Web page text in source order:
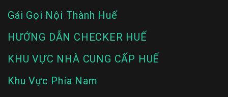
Gái Gọi Nội Thành Huế
HƯỚNG DẪN CHECKER HUẾ
KHU VỰC NHÀ CUNG CẤP HUẾ
Khu Vực Phía Nam